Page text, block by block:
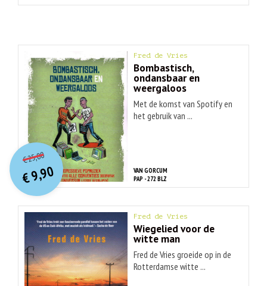
Fred de Vries
Bombastisch,
ondansbaar en
weergaloos
Met de komst van Spotify en
het gebruik van ...
VAN GORCUM
PAP - 272 BLZ
€25,00O
orspr
onkelijke
prijs
was:
€ 25,00.
€9,90
Huidige
prijs
is:
€ 9,90.
Fred de Vries
Wiegelied voor de
witte man
Fred de Vries groeide op in de
Rotterdamse witte ...